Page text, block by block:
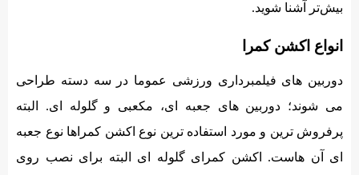
بیش‌تر آشنا شوید.
انواع اکشن کمرا
دوربین های فیلمبرداری ورزشی عموما در سه دسته طراحی
می شوند؛ دوربین های جعبه ای، مکعبی و گلوله ای. البته
پرفروش ترین و مورد استفاده ترین نوع اکشن کمراها نوع جعبه
ای آن هاست. اکشن کمرای گلوله ای البته برای نصب روی